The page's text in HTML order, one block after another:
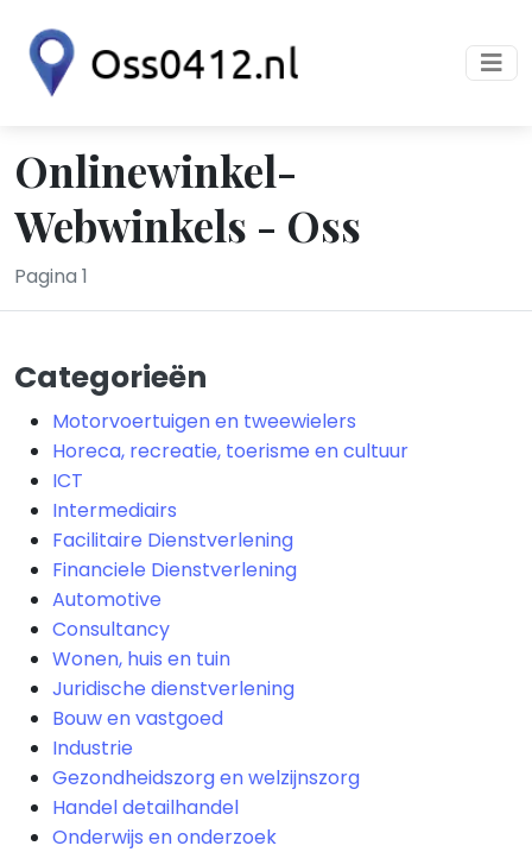
Onlinewinkel-
Webwinkels - Oss
Pagina 1
Categorieën
Motorvoertuigen en tweewielers
Horeca, recreatie, toerisme en cultuur
ICT
Intermediairs
Facilitaire Dienstverlening
Financiele Dienstverlening
Automotive
Consultancy
Wonen, huis en tuin
Juridische dienstverlening
Bouw en vastgoed
Industrie
Gezondheidszorg en welzijnszorg
Handel detailhandel
Onderwijs en onderzoek